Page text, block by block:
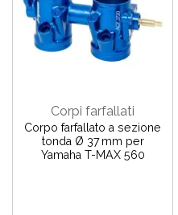
Corpi farfallati
Corpo farfallato a sezione
tonda Ø 37 mm per
Yamaha T-MAX 560